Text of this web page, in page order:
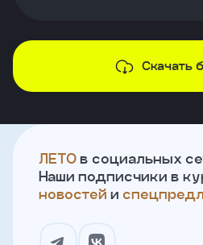
Скачать
ЛЕТО в социальных
Наши подписчики в
новостей и